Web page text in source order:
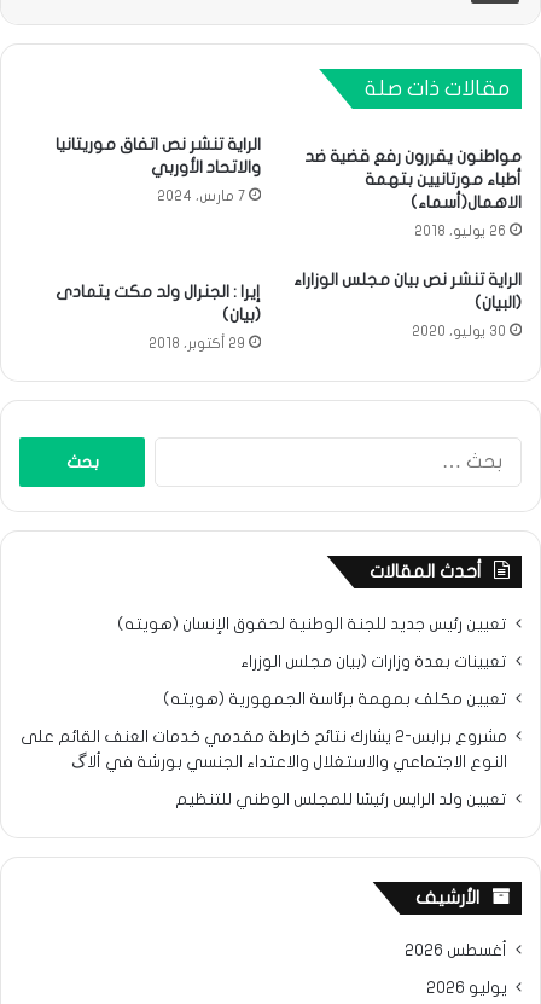
مقالات ذات صلة
مواطنون يقررون رفع قضية ضد
أطباء مورتانيين بتهمة
اﻻهمال(أسماء)
26 يوليو، 2018
الراية تنشر نص اتفاق موريتانيا
والاتحاد الأوربي
7 مارس، 2024
الراية تنشر نص بيان مجلس الوزاراء
(البيان)
30 يوليو، 2020
إيرا : الجنرال ولد مكت يتمادى
(بيان)
29 أكتوبر، 2018
أحدث المقالات
تعيين رئيس جديد للجنة الوطنية لحقوق الإنسان (هويته)
تعيينات بعدة وزارات (بيان مجلس الوزراء
تعيين مكلف بمهمة برئاسة الجمهورية (هويته)
مشروع برابس-2 يشارك نتائح خارطة مقدمي خدمات العنف القائم على
النوع الاجتماعي والاستغلال والاعتداء الجنسي بورشة في ألاگ
تعيين ولد الرايس رئيسًا للمجلس الوطني للتنظيم
الأرشيف
أغسطس 2026
يوليو 2026